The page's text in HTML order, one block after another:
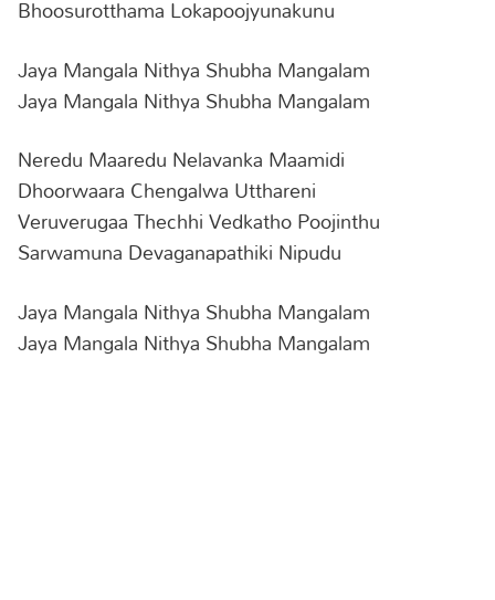
Bhoosurotthama Lokapoojyunakunu
Jaya Mangala Nithya Shubha Mangalam
Jaya Mangala Nithya Shubha Mangalam
Neredu Maaredu Nelavanka Maamidi
Dhoorwaara Chengalwa Utthareni
Veruverugaa Thechhi Vedkatho Poojinthu
Sarwamuna Devaganapathiki Nipudu
Jaya Mangala Nithya Shubha Mangalam
Jaya Mangala Nithya Shubha Mangalam